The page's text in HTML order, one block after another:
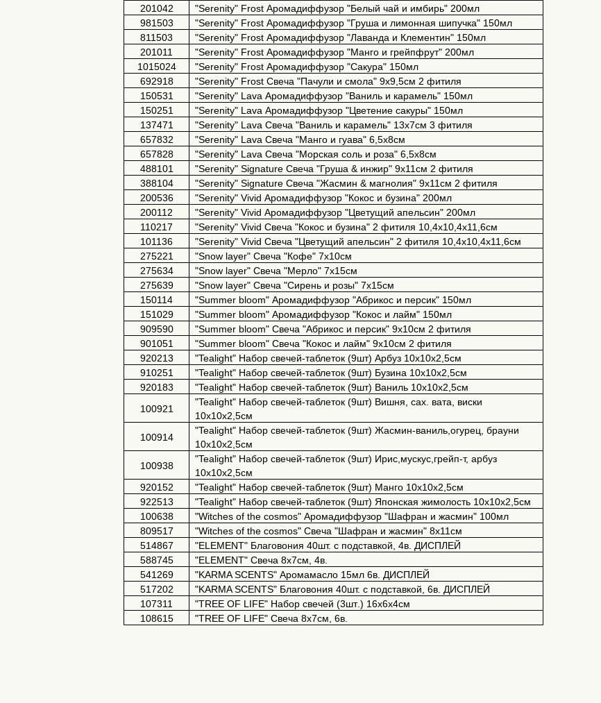
201042
"Serenity" Frost Аромадиффузор "Белый чай и имбирь" 200мл
981503
"Serenity" Frost Аромадиффузор "Груша и лимонная шипучка" 150мл
811503
"Serenity" Frost Аромадиффузор "Лаванда и Клементин" 150мл
201011
"Serenity" Frost Аромадиффузор "Манго и грейпфрут" 200мл
1015024
"Serenity" Frost Аромадиффузор "Сакура" 150мл
692918
"Serenity" Frost Свеча "Пачули и смола" 9х9,5см 2 фитиля
150531
"Serenity" Lava Аромадиффузор "Ваниль и карамель" 150мл
150251
"Serenity" Lava Аромадиффузор "Цветение сакуры" 150мл
137471
"Serenity" Lava Свеча "Ваниль и карамель" 13х7см 3 фитиля
657832
"Serenity" Lava Свеча "Манго и гуава" 6,5х8см
657828
"Serenity" Lava Свеча "Морская соль и роза" 6,5х8см
488101
"Serenity" Signature Свеча "Груша & инжир" 9х11см 2 фитиля
388104
"Serenity" Signature Свеча "Жасмин & магнолия" 9х11см 2 фитиля
200536
"Serenity" Vivid Аромадиффузор "Кокос и бузина" 200мл
200112
"Serenity" Vivid Аромадиффузор "Цветущий апельсин" 200мл
110217
"Serenity" Vivid Свеча "Кокос и бузина" 2 фитиля 10,4x10,4x11,6см
101136
"Serenity" Vivid Свеча "Цветущий апельсин" 2 фитиля 10,4x10,4x11,6см
275221
"Snow layer" Свеча "Кофе" 7х10см
275634
"Snow layer" Свеча "Мерло" 7х15см
275639
"Snow layer" Свеча "Сирень и розы" 7х15см
150114
"Summer bloom" Аромадиффузор "Абрикос и персик" 150мл
151029
"Summer bloom" Аромадиффузор "Кокос и лайм" 150мл
909590
"Summer bloom" Свеча "Абрикос и персик" 9х10см 2 фитиля
901051
"Summer bloom" Свеча "Кокос и лайм" 9х10см 2 фитиля
920213
"Tealight" Набор свечей-таблеток (9шт) Арбуз 10х10х2,5см
910251
"Tealight" Набор свечей-таблеток (9шт) Бузина 10х10х2,5см
920183
"Tealight" Набор свечей-таблеток (9шт) Ваниль 10х10х2,5см
100921
"Tealight" Набор свечей-таблеток (9шт) Вишня, сах. вата, виски
10х10х2,5см
100914
"Tealight" Набор свечей-таблеток (9шт) Жасмин-ваниль,огурец, брауни
10х10х2,5см
100938
"Tealight" Набор свечей-таблеток (9шт) Ирис,мускус,грейп-т, арбуз
10х10х2,5см
920152
"Tealight" Набор свечей-таблеток (9шт) Манго 10х10х2,5см
922513
"Tealight" Набор свечей-таблеток (9шт) Японская жимолость 10х10х2,5см
100638
"Witches of the cosmos" Аромадиффузор"Шафран и жасмин" 100мл
809517
"Witches of the cosmos" Свеча "Шафран и жасмин" 8x11см
514867
"ELEMENT" Благовония 40шт. с подставкой, 4в. ДИСПЛЕЙ
588745
"ELEMENT" Свеча 8х7см, 4в.
541269
"KARMA SCENTS" Аромамасло15мл6в. ДИСПЛЕЙ
517202
"KARMA SCENTS" Благовония 40шт. с подставкой, 6в. ДИСПЛЕЙ
107311
"TREE OF LIFE" Набор свечей (3шт.) 16х6х4см
108615
"TREE OF LIFE" Свеча 8х7см , 6в.